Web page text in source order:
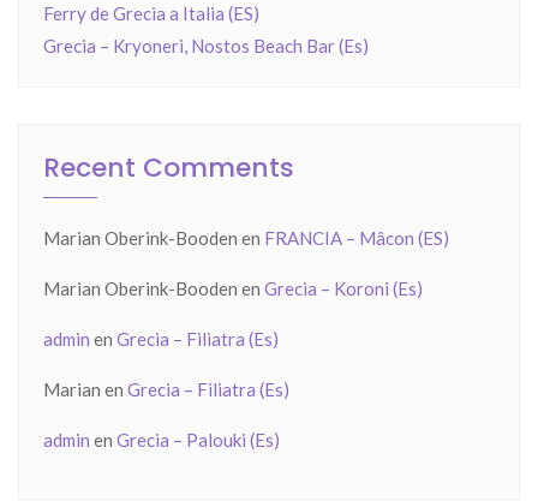
Ferry de Grecia a Italia (ES)
Grecia – Kryoneri, Nostos Beach Bar (Es)
Recent Comments
Marian Oberink-Booden en FRANCIA – Mâcon (ES)
Marian Oberink-Booden en Grecia – Koroni (Es)
admin en Grecia – Filiatra (Es)
Marian en Grecia – Filiatra (Es)
admin en Grecia – Palouki (Es)